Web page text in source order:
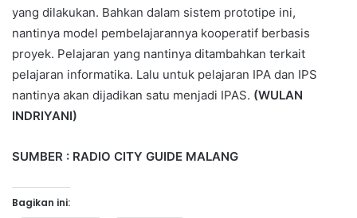
yang dilakukan. Bahkan dalam sistem prototipe ini,
nantinya model pembelajarannya kooperatif berbasis
proyek. Pelajaran yang nantinya ditambahkan terkait
pelajaran informatika. Lalu untuk pelajaran IPA dan IPS
nantinya akan dijadikan satu menjadi IPAS. (WULAN
INDRIYANI)
SUMBER : RADIO CITY GUIDE MALANG
Bagikan ini: